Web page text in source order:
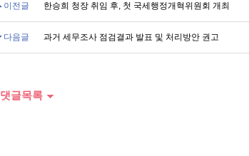
이전글 한승희 청장 취임 후, 첫 국세행정개혁위원회 개최
다음글 과거 세무조사 점검결과 발표 및 처리방안 권고
댓글목록